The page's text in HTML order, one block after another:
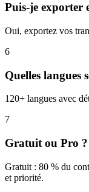
Puis-je exporter
Oui, exportez vos
6
Quelles langues
120+ langues avec
7
Gratuit ou Pro ?
Gratuit : 80 % du
et priorité.